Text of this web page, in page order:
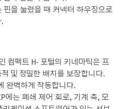
핀을 눌렀을 때 커넥터 하우징으로
컴팩트 H- 포털의 키네마틱은 프
및 정밀한 배치를 보장합니다.
완벽하게 작동합니다.
에는 폐쇄 제어 회로, 기계 축, 모